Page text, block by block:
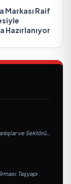
Markası Raif
Hazırlanıyor
ve Sektörün
Taşyapı